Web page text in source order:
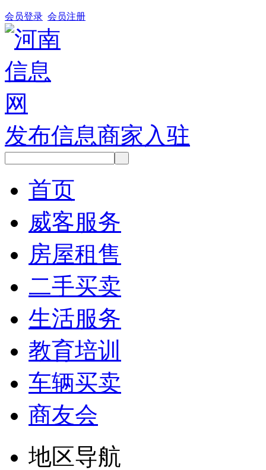
会员登录 会员注册
发布信息商家入驻
首页
威客服务
房屋租售
二手买卖
生活服务
教育培训
车辆买卖
商友会
地区导航